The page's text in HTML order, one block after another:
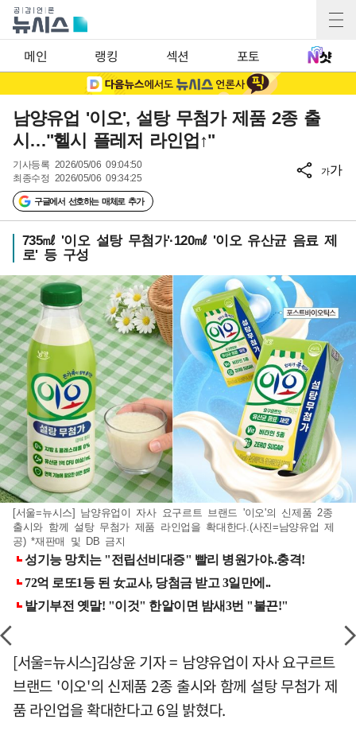
메인 랭킹 섹션 포토
남양유업 '이오', 설탕 무첨가 제품 2종 출
시…"헬시 플레저 라인업↑"
기사등록 2026/05/06 09:04:50
최종수정 2026/05/06 09:34:25
구글에서 선호하는 매체로 추가
가가
735㎖ '이오 설탕 무첨가'·120㎖ '이오 유산균 음료 제
로' 등 구성
[서울=뉴시스] 남양유업이 자사 요구르트 브랜드 '이오'의 신제품 2종
출시와 함께 설탕 무첨가 제품 라인업을 확대한다.(사진=남양유업 제
공) *재판매 및 DB 금지
[서울=뉴시스]김상윤 기자 = 남양유업이 자사 요구르트
브랜드 '이오'의 신제품 2종 출시와 함께 설탕 무첨가 제
품 라인업을 확대한다고 6일 밝혔다.